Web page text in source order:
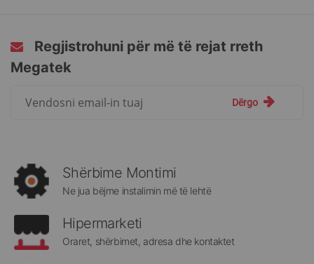
Regjistrohuni për më të rejat rreth
Megatek
rreth
Megatek:
Dërgo
Shërbime Montimi
Ne jua bëjme instalimin më të lehtë
Hipermarketi
Oraret, shërbimet, adresa dhe kontaktet